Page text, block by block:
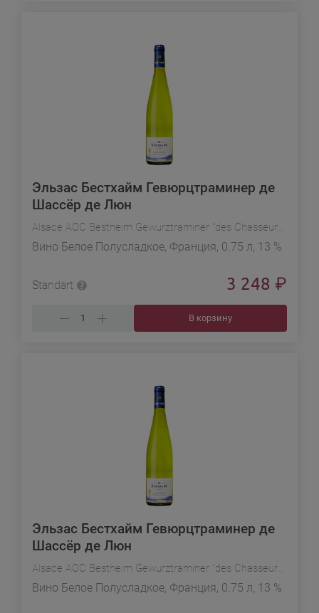
Эльзас Бестхайм Гевюрцтраминер де
Шассёр де Люн
Alsace AOC Bestheim Gewurztraminer "des Chasseurs de Lune"
Вино Белое Полусладкое, Франция, 0.75 л, 13 %
Standart 3 248 ₽
В корзину
Эльзас Бестхайм Гевюрцтраминер де
Шассёр де Люн
Alsace AOC Bestheim Gewurztraminer "des Chasseurs de Lune"
Вино Белое Полусладкое, Франция, 0.75 л, 13 %